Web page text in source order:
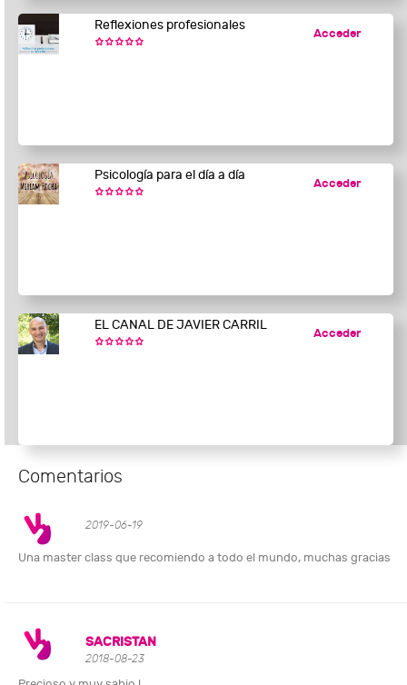
Reflexiones profesionales
Acceder
Psicología para el día a día
Acceder
EL CANAL DE JAVIER CARRIL
Acceder
Comentarios
2019-06-19
Una master class que recomiendo a todo el mundo, muchas gracias
SACRISTAN
2018-08-23